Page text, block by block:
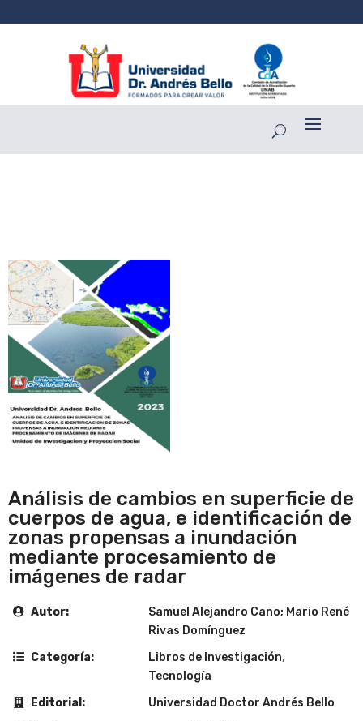
Análisis de cambios en superficie de
cuerpos de agua, e identificación de
zonas propensas a inundación
mediante procesamiento de
imágenes de radar
Autor:
Samuel Alejandro Cano; Mario René
Rivas Domínguez
Categoría:
Libros de Investigación,
Tecnología
Editorial:
Universidad Doctor Andrés Bello